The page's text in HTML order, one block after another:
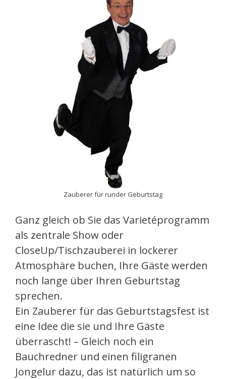
Zauberer für runder Geburtstag
Ganz gleich ob Sie das Varietéprogramm
als zentrale Show oder
CloseUp/Tischzauberei in lockerer
Atmosphäre buchen, Ihre Gäste werden
noch lange über Ihren Geburtstag
sprechen.
Ein Zauberer für das Geburtstagsfest ist
eine Idee die sie und Ihre Gäste
überrascht! – Gleich noch ein
Bauchredner und einen filigranen
Jongelur dazu, das ist natürlich um so